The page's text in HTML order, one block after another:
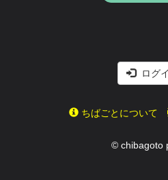
ログ
ちばごとについて
© chibagoto